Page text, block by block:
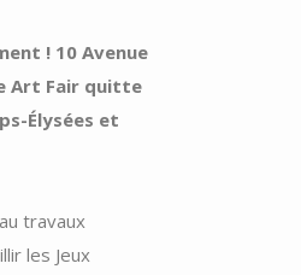
! 10 Avenue
Art Fair quitte
Élysées et
travaux
les Jeux